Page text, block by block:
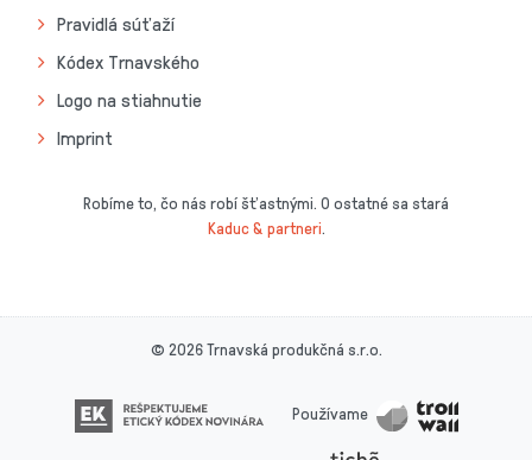
Pravidlá súťaží
Kódex Trnavského
Logo na stiahnutie
Imprint
Robíme to, čo nás robí šťastnými. O ostatné sa stará
Kaduc & partneri.
© 2026 Trnavská produkčná s.r.o.
Používame